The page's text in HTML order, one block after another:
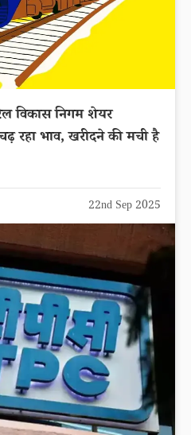
विकास निगम शेयर
रहा भाव, खरीदने की मची है
22nd Sep 2025